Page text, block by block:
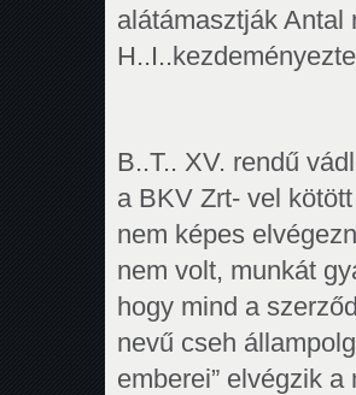
alátámasztják Antal
B..T.. XV. rendű
a BKV Zrt- vel
nem képes
nem volt, munkát
hogy mind a
nevű cseh
emberei” elvégzik